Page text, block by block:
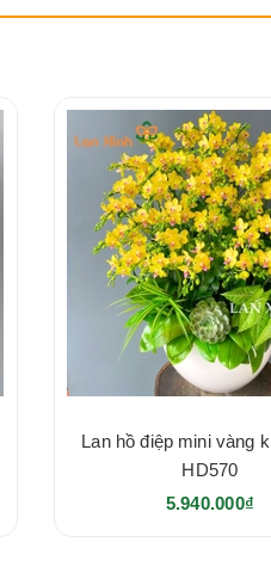
Lan hồ điệp mini vàng
HD570
5.940.000₫